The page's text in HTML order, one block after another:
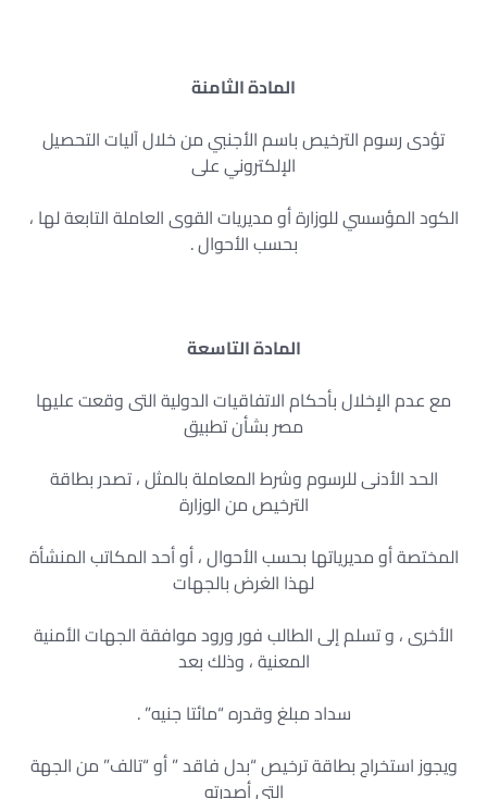
المادة الثامنة
تؤدى رسوم الترخيص باسم الأجنبي من خلال آليات التحصيل
الإلكتروني على
الكود المؤسسي للوزارة أو مديريات القوى العاملة التابعة لها ،
بحسب الأحوال .
المادة التاسعة
مع عدم الإخلال بأحكام الاتفاقيات الدولية التى وقعت عليها
مصر بشأن تطبيق
الحد الأدنى للرسوم وشرط المعاملة بالمثل ، تصدر بطاقة
الترخيص من الوزارة
المختصة أو مديرياتها بحسب الأحوال ، أو أحد المكاتب المنشأة
لهذا الغرض بالجهات
الأخرى ، و تسلم إلى الطالب فور ورود موافقة الجهات الأمنية
المعنية ، وذلك بعد
سداد مبلغ وقدره “مائتا جنيه” .
ويجوز استخراج بطاقة ترخيص “بدل فاقد ” أو “تالف” من الجهة
التى أصدرته